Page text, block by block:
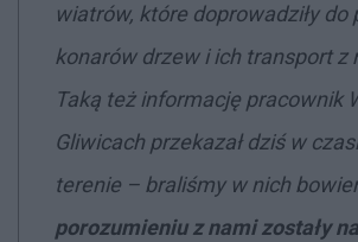
wiatrów, które doprowadziły do
konarów drzew i ich transport z
Taką też informację pracownik
Gliwicach przekazał dziś w
terenie – braliśmy w nich
porozumieniu z nami zostały